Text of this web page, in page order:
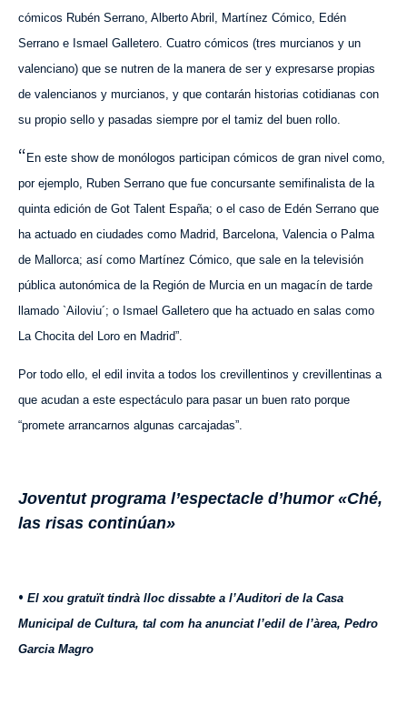
cómicos Rubén Serrano, Alberto Abril, Martínez Cómico, Edén
Serrano e Ismael Galletero. Cuatro cómicos (tres murcianos y un
valenciano) que se nutren de la manera de ser y expresarse propias
de valencianos y murcianos, y que contarán historias cotidianas con
su propio sello y pasadas siempre por el tamiz del buen rollo.
“ En este show de monólogos participan cómicos de gran nivel como,
por ejemplo, Ruben Serrano que fue concursante semifinalista de la
quinta edición de Got Talent España; o el caso de Edén Serrano que
ha actuado en ciudades como Madrid, Barcelona, Valencia o Palma
de Mallorca; así como Martínez Cómico, que sale en la televisión
pública autonómica de la Región de Murcia en un magacín de tarde
llamado `Ailoviu´; o Ismael Galletero que ha actuado en salas como
La Chocita del Loro en Madrid”.
Por todo ello, el edil invita a todos los crevillentinos y crevillentinas a
que acudan a este espectáculo para pasar un buen rato porque
“promete arrancarnos algunas carcajadas”.
Joventut programa l’espectacle d’humor «Ché,
las risas continúan»
• El xou gratuït tindrà lloc dissabte a l’Auditori de la Casa
Municipal de Cultura, tal com ha anunciat l’edil de l’àrea, Pedro
Garcia Magro